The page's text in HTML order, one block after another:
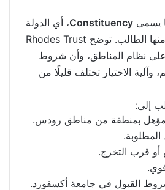
يسمى Constituency، أي الدولة
أو المنطقة التي يتقدم منها الطالب. توضح Rhodes Trust
نظام المناطق، وأن شروط
وآلية الاختيار تختلف قليلًا من
إلى:
مؤهل بمنطقة من مناطق رودس.
أو قرب التخرج.
القبول في جامعة أكسفورد.